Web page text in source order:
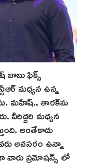
బాబు ఫిక్స్
మధ్య‌న ఉన్న
మహేష్.. తారక్‌ను
వీరిద్దరి మధ్యన
అంతేకాదు
అవసరం ఉన్నా
వారు ప్రమోషన్స్ లో